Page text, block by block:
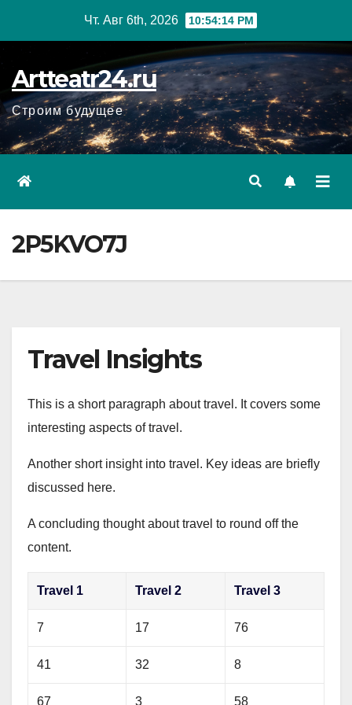
Чт. Авг 6th, 2026 10:54:15 PM
Artteatr24.ru
Строим будущее
2P5KVO7J
Travel Insights
This is a short paragraph about travel. It covers some
interesting aspects of travel.
Another short insight into travel. Key ideas are briefly
discussed here.
A concluding thought about travel to round off the
content.
Travel 1 Travel 2 Travel 3
7 17 76
41 32 8
67 3 58